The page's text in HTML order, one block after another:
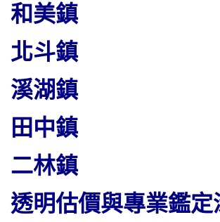
和美鎮
北斗鎮
溪湖鎮
田中鎮
二林鎮
透明估價與專業鑑定